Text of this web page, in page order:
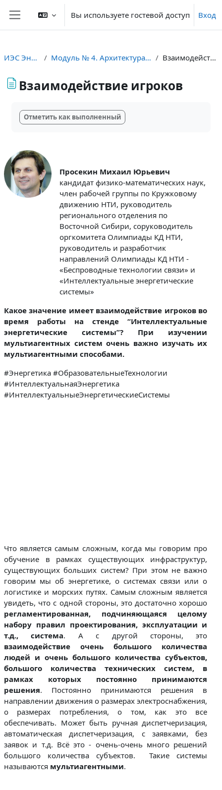
Перейти к основному содержанию
Боковая панель
Вы используете гостевой доступ Вход
ИЭС Энерджнет Модуль № 4. Архитектура интернета энергии Взаимодействие игроков
Взаимодействие игроков
Отметить как выполненный
Просекин Михаил Юрьевич
кандидат физико-математических наук,
член рабочей группы по Кружковому
движению НТИ, руководитель
регионального отделения по
Восточной Сибири, соруководитель
оргкомитета Олимпиады КД НТИ,
руководитель и разработчик
направлений Олимпиады КД НТИ -
«Беспроводные технологии связи» и
«Интеллектуальные энергетические
системы»
Какое значение имеет взаимодействие игроков во
время работы на стенде “Интеллектуальные
энергетические системы”? При изучении
мультиагентных систем очень важно изучать их
мультиагентными способами.
#Энергетика #ОбразовательныеТехнологии
#ИнтеллектуальнаяЭнергетика
#ИнтеллектуальныеЭнергетическиеСистемы
Что является самым сложным, когда мы говорим про
обучение в рамках существующих инфраструктур,
существующих больших систем? При этом не важно
говорим мы об энергетике, о системах связи или о
логистике и морских путях. Самым сложным является
увидеть, что с одной стороны, это достаточно хорошо
регламентированная, подчиняющаяся целому
набору правил проектирования, эксплуатации и
т.д., система. А с другой стороны, это
взаимодействие очень большого количества
людей и очень большого количества субъектов,
большого количества технических систем, в
рамках которых постоянно принимаются
решения. Постоянно принимаются решения в
направлении движения о размерах электроснабжения,
о размерах потребления, о том, как это все
обеспечивать. Может быть ручная диспетчеризация,
автоматическая диспетчеризация, с заявками, без
заявок и т.д. Всё это - очень-очень много решений
большого количества субъектов. Такие системы
называются мультиагентными.